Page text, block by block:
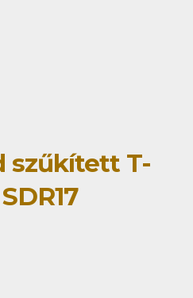
szűkített T-